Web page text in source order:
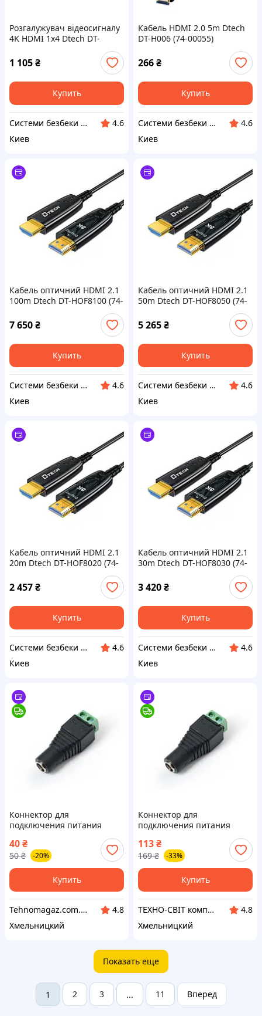
Розгалужувач відеосигналу
4K HDMI 1x4 Dtech DT-
1 105₴
Купить
Системи безбеки Айгвард
4.6
Киев
Кабель HDMI 2.0 5m Dtech
DT-H006 (74-00055)
266₴
Купить
Системи безбеки Айгвард
4.6
Киев
Кабель оптичний HDMI 2.1
100m Dtech DT-HOF8100 (74-
7 650₴
Купить
Системи безбеки Айгвард
4.6
Киев
Кабель оптичний HDMI 2.1
50m Dtech DT-HOF8050 (74-
5 265₴
Купить
Системи безбеки Айгвард
4.6
Киев
Кабель оптичний HDMI 2.1
20m Dtech DT-HOF8020 (74-
2 457₴
Купить
Системи безбеки Айгвард
4.6
Киев
Кабель оптичний HDMI 2.1
30m Dtech DT-HOF8030 (74-
3 420₴
Купить
Системи безбеки Айгвард
4.6
Киев
Коннектор для
подключения питания
колодочкой
40₴
50 ₴ -20%
Купить
Tehnomagaz.com.ua - это передовой интернет-магазин, специализирующийся на продаже техники
4.8
Хмельницкий
Коннектор для
подключения питания
колодочкой
113₴
169 ₴ -33%
Купить
ТЕХНО-СВІТ компьютерна техніка, мобільні аксесуари, електронна техніка та багато іншого.
4.8
Хмельницкий
Показать еще
1 2 3 ... 11 Вперед